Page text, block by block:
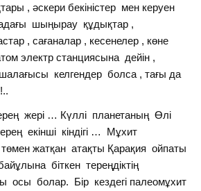
, әскери бекіністер мен керуен
шыңырау құдықтар ,
, сағаналар , кесенелер , көне
электр станциясына дейін ,
келгендер болса , тағы да
жері … Күллі планетаның Өлі
екінші кіндігі … Мұхит
төмен жатқан атақты Қарақия ойпаты
біткен тереңдіктің
осы болар. Бір кездегі палеомұхит